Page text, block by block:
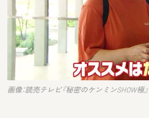
画像：読売テレビ『秘密のケンミンSHOW極』